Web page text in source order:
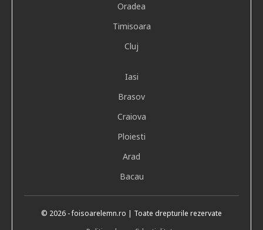
Oradea
Timisoara
Cluj
Iasi
Brasov
Craiova
Ploiesti
Arad
Bacau
© 2026 - foisoarelemn.ro | Toate drepturile rezervate